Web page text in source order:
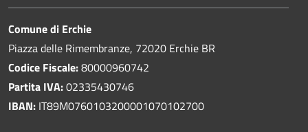
Comune di Erchie
Piazza delle Rimembranze, 72020 Erchie BR
Codice Fiscale:80000960742
Partita IVA:02335430746
IBAN: IT89M0760103200001070102700